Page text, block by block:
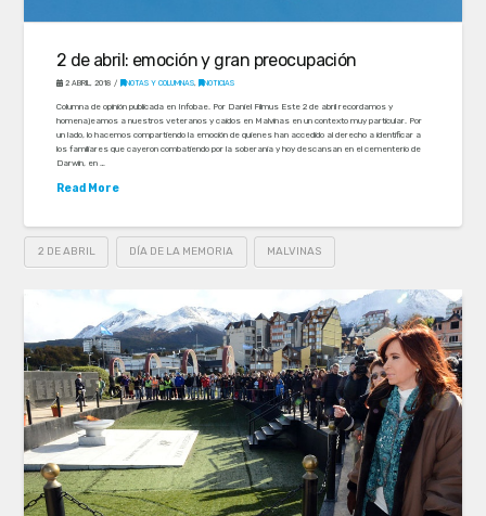
2 de abril: emoción y gran preocupación
2 ABRIL, 2018 NOTAS Y COLUMNAS, NOTICIAS
Columna de opinión publicada en Infobae. Por Daniel Filmus Este 2 de abril recordamos y
homenajeamos a nuestros veteranos y caídos en Malvinas en un contexto muy particular. Por
un lado, lo hacemos compartiendo la emoción de quienes han accedido al derecho a identificar a
los familiares que cayeron combatiendo por la soberanía y hoy descansan en el cementerio de
Darwin, en …
Read More
2 DE ABRIL DÍA DE LA MEMORIA MALVINAS